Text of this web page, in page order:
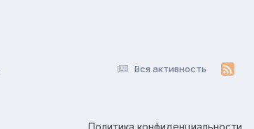
Вся активность
Политика конфиденциальности